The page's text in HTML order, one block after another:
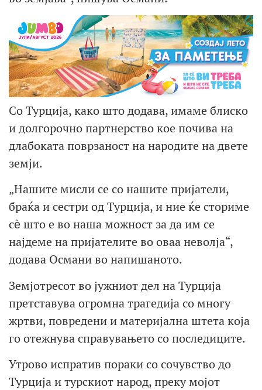
Со Турција, како што додава, имаме блиско
и долгорочно партнерство кое почива на
длабоката поврзаност на народите на двете
земји.
„Нашите мисли се со нашите пријатели,
браќа и сестри од Турција, и ние ќе сториме
сѐ што е во наша можност за да им се
најдеме на пријателите во оваа неволја“,
додава Османи во напишаното.
Земјотресот во јужниот дел на Турција
претставува огромна трагедија со многу
жртви, повредени и материјална штета која
го отежнува справувањето со последиците.
Утрово испратив пораки со сочувство до
Турција и турскиот народ, преку мојот